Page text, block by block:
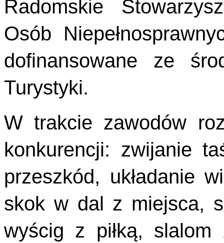
Radomskie
Osób
dofinansowane ze
Turystyki.
W trakcie zawodów
konkurencji: zwijanie
przeszkód, układanie
skok w dal z miejsca,
wyścig z piłką,